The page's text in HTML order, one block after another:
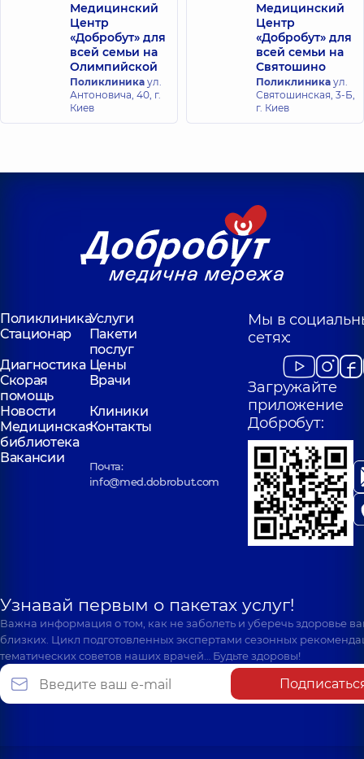
Медицинский
Центр
«Добробут» для
всей семьи на
Олимпийской
Поликлиника ул.
Антоновича, 40, г.
Киев
Медицинский
Центр
«Добробут» для
всей семьи на
Святошино
Поликлиника ул.
Святошинская, 3-Б,
г. Киев
ПоликлиникаУслуги
Стационар
Пакети
послуг
Диагностика Цены
Скорая
помощь
Врачи
Новости
Клиники
Медицинская
библиотека
Контакты
Вакансии
Почта:
info@med.dobrobut.com
Мы в
сетях:
Загружайте
приложение
Добробут:
Узнавай первым о пакетах услуг!
Важна информация о том, как не заболеть и уберечь здоровье
близких. Цикл подготовленных экспертами сезонных
тематических советов наших врачей… Будьте здоровы!